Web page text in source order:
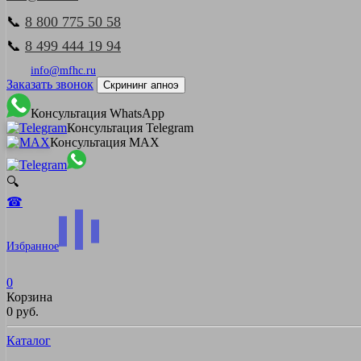
📞 8 800 775 50 58
📞 8 499 444 19 94
info@mfhc.ru
Заказать звонок Скрининг апноэ
Консультация WhatsApp
Консультация Telegram
Консультация MAX
🔍
☎
Избранное
0
Корзина
0 руб.
Каталог